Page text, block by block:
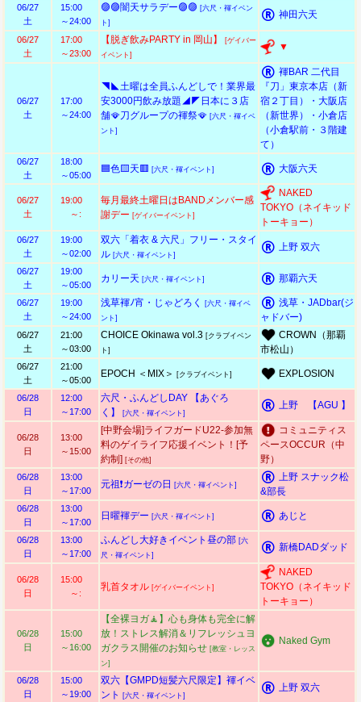
06/27
土
15:00
～24:00
🟣🟣闇天サラデー🟣🟣 [六尺・褌イベン
ト]
神田六天
06/27
土
17:00
～23:00
【脱ぎ飲みPARTY in 岡山】
[ゲイバー
イベント]
▼
06/27
土
17:00
～24:00
◥◣土曜は全員ふんどしで！業界最
安3000円飲み放題◢◤日本に３店
舗🪭刀グループの褌祭🪭 [六尺・褌イベ
ント]
褌BAR 二代目
『刀」東京本店（新
宿２丁目）・大阪店
（新世界）・小倉店
（小倉駅前・３階建
て）
06/27
土
18:00
～05:00
🟦色🟨天🟥 [六尺・褌イベント] 大阪六天
06/27
土
19:00
～:
毎月最終土曜日はBANDメンバー感
謝デー [ゲイバーイベント]
NAKED
TOKYO（ネイキッド
トーキョー）
06/27
土
19:00
～02:00
双六「着衣 & 六尺」フリー・スタイ
ル [六尺・褌イベント]
上野 双六
06/27
土
19:00
～05:00
カリー天 [六尺・褌イベント] 那覇六天
06/27
土
19:00
～24:00
浅草褌ﾉ宵・じゃどろく
[六尺・褌イベ
ント]
浅草・JADbar(ジ
ャドバー)
06/27
土
21:00
～03:00
CHOICE Okinawa vol.3 [クラブイベン
ト]
CROWN（那覇
市松山）
06/27
土
21:00
～05:00
EPOCH ＜MIX＞ [クラブイベント] EXPLOSION
06/28
日
12:00
～17:00
六尺・ふんどしDAY 【あぐろ
く】
[六尺・褌イベント]
上野 【AGU 】
06/28
日
13:00
～15:00
[中野会場]ライフガードU22-参加無
料のゲイライフ応援イベント！[予
約制] [その他]
コミュニティス
ペースOCCUR（中
野）
06/28
日
13:00
～17:00
元祖❗ガーゼの日 [六尺・褌イベント]
上野 スナック松
&部長
06/28
日
13:00
～17:00
日曜褌デー [六尺・褌イベント] あじと
06/28
日
13:00
～17:00
ふんどし大好きイベント昼の部 [六
尺・褌イベント]
新橋DADダッド
06/28
日
15:00
～:
乳首タオル [ゲイバーイベント]
NAKED
TOKYO（ネイキッド
トーキョー）
06/28
日
15:00
～16:00
【全裸ヨガ🧘】心も身体も完全に解
放！ストレス解消＆リフレッシュヨ
ガクラス開催のお知らせ [教室・レッス
ン]
Naked Gym
06/28
日
15:00
～19:00
双六【GMPD短髪六尺限定】褌イベ
ント
[六尺・褌イベント]
上野 双六